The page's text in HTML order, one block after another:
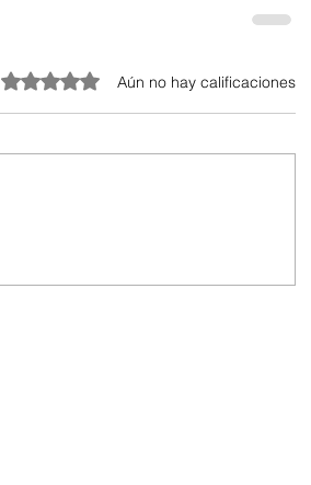
Obtuvo 0 de 5 estrellas.Aún no hay calificaciones